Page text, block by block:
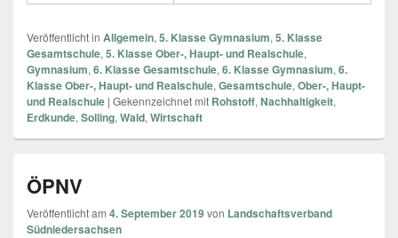
Veröffentlicht in Allgemein, 5. Klasse Gymnasium, 5. Klasse
Gesamtschule, 5. Klasse Ober-, Haupt- und Realschule,
Gymnasium, 6. Klasse Gesamtschule, 6. Klasse Gymnasium, 6.
Klasse Ober-, Haupt- und Realschule, Gesamtschule, Ober-, Haupt-
und Realschule | Gekennzeichnet mit Rohstoff, Nachhaltigkeit,
Erdkunde, Solling, Wald, Wirtschaft
ÖPNV
Veröffentlicht am 4. September 2019von Landschaftsverband
Südniedersachsen